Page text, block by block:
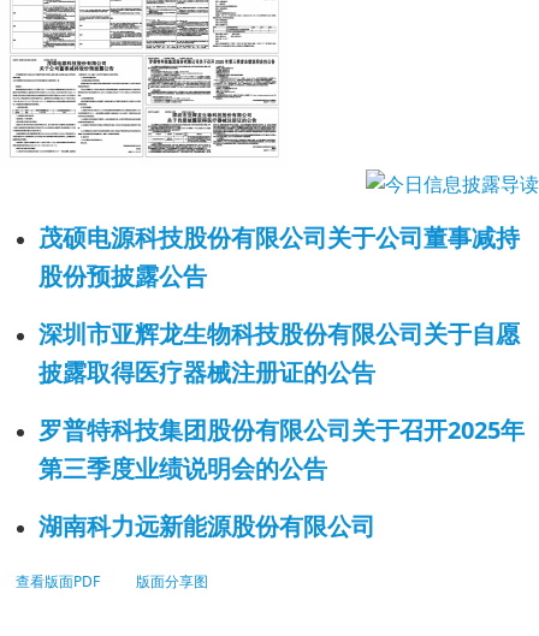
茂硕电源科技股份有限公司关于公司董事减持
股份预披露公告
深圳市亚辉龙生物科技股份有限公司关于自愿
披露取得医疗器械注册证的公告
罗普特科技集团股份有限公司关于召开2025年
第三季度业绩说明会的公告
湖南科力远新能源股份有限公司
查看版面PDF 版面分享图